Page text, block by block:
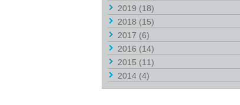
2019 (18)
2018 (15)
2017 (6)
2016 (14)
2015 (11)
2014 (4)